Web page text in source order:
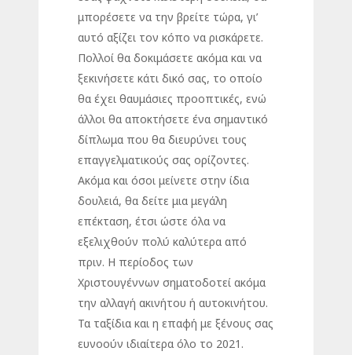
μπορέσετε να την βρείτε τώρα, γι’
αυτό αξίζει τον κόπο να ρισκάρετε.
Πολλοί θα δοκιμάσετε ακόμα και να
ξεκινήσετε κάτι δικό σας, το οποίο
θα έχει θαυμάσιες προοπτικές, ενώ
άλλοι θα αποκτήσετε ένα σημαντικό
δίπλωμα που θα διευρύνει τους
επαγγελματικούς σας ορίζοντες.
Ακόμα και όσοι μείνετε στην ίδια
δουλειά, θα δείτε μια μεγάλη
επέκταση, έτσι ώστε όλα να
εξελιχθούν πολύ καλύτερα από
πριν. Η περίοδος των
Χριστουγέννων σηματοδοτεί ακόμα
την αλλαγή ακινήτου ή αυτοκινήτου.
Τα ταξίδια και η επαφή με ξένους σας
ευνοούν ιδιαίτερα όλο το 2021.